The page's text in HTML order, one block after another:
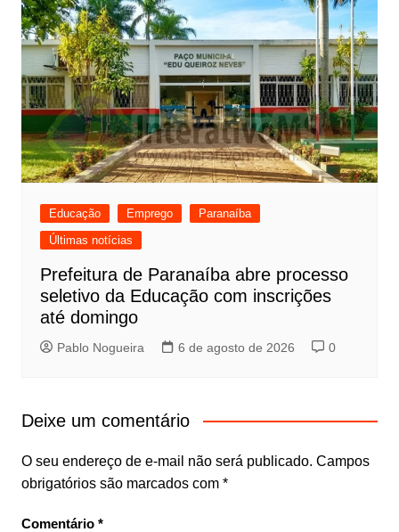
Educação Emprego
Paranaíba
Últimas notícias
Prefeitura de Paranaíba abre processo
seletivo da Educação com inscrições
até domingo
Pablo Nogueira 6 de agosto de 2026 0
Deixe um comentário
O seu endereço de e-mail não será publicado. Campos
obrigatórios são marcados com *
Comentário *